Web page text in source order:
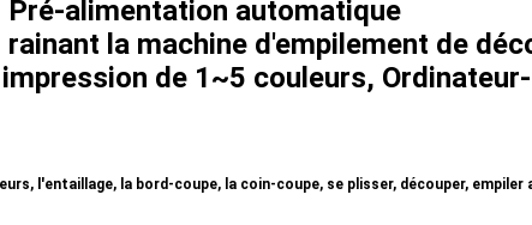
Pré-alimentation automatique
la machine d'empilement de
de 1~5 couleurs,
l'entaillage, la bord-coupe, la coin-coupe, se plisser, découper,